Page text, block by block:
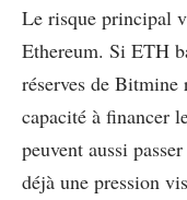
Le risque principal
Ethereum. Si ETH
réserves de Bitmine
capacité à financer
peuvent aussi
déjà une pression